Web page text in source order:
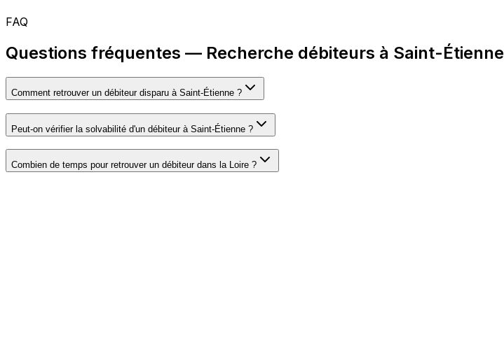
FAQ
Questions fréquentes — Recherche débiteurs à Saint-Étienne
Comment retrouver un débiteur disparu à Saint-Étienne ?
Peut-on vérifier la solvabilité d'un débiteur à Saint-Étienne ?
Combien de temps pour retrouver un débiteur dans la Loire ?